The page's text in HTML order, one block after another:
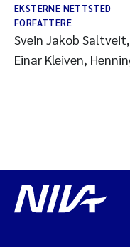
EKSTERNE NETTSTED
FORFATTERE
Svein Jakob
Einar Kleiven,